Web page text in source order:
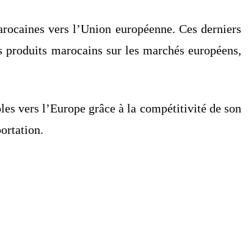
vers l’Union européenne. Ces derniers
marocains sur les marchés européens,
vers l’Europe grâce à la compétitivité de son